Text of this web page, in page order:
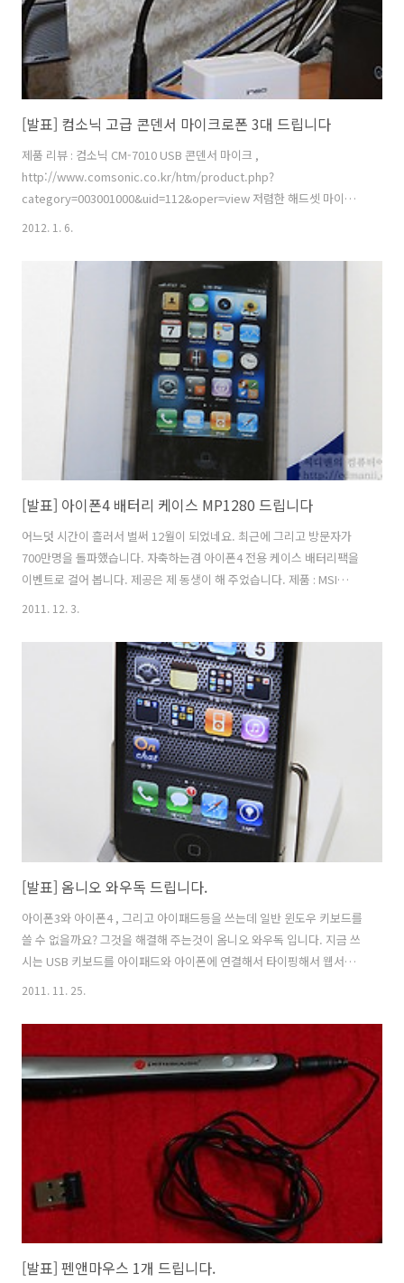
[발표] 컴소닉 고급 콘덴서 마이크로폰 3대 드립니다
제품 리뷰 : 컴소닉 CM-7010 USB 콘덴서 마이크 ,
http://www.comsonic.co.kr/htm/product.php?
category=003001000&uid=112&oper=view 저렴한 해드셋 마이크
꽂는것만으로 바로 사용이 가능한 모델 입니다. 이벤트 상품 : 컴소닉
CM-7010 USB 새제품 3대 이벤트 일시 : ~ 2012년 1월 15일 24시까지
응모방법 : 해당글에 비밀댓글로 사용하고 싶은 이유를 정성껏 적어주세
요. 메일주소 꼭 남겨주세요. 블로그를 운영하시거나 마이크를 자주 활용
하시는 일을 하는분 우대. 씨디맨 블로그에 자주 활동했던..
2012. 1. 6.
[발표] 아이폰4 배터리 케이스 MP1280 드립니다
어느덧 시간이 흘러서 벌써 12월이 되었네요. 최근에 그리고 방문자가
700만명을 돌파했습니다. 자축하는겸 아이폰4 전용 케이스 배터리팩을
이벤트로 걸어 봅니다. 제공은 제 동생이 해 주었습니다. 제품 : MSI
Rechargeable Battery Case MP1280 새제품 (아이폰4 전용) 응모 기
게시물에서 발표 응모 방법 : 현 게시물 댓글에 축하메시지와 쓰고 싶은
이유를 적어 주세요. 메일 주소는 반드시 남겨 주세요. 배송비 : : 무상 (씨
디맨이 부담 합니다.) 해외는 예외 발표 당첨자 : 임형진 발표가 너무 늦어
져서 죄송해요. 선정이 어려운게 아니라 제가 바빠서 빨리 발표를 못했네
2011. 12. 3.
[발표] 옴니오 와우독 드립니다.
아이폰3와 아이폰4 , 그리고 아이패드등을 쓰는데 일반 윈도우 키보드를
쓸 수 없을까요? 그것을 해결해 주는것이 옴니오 와우독 입니다. 지금 쓰
시는 USB 키보드를 아이패드와 아이폰에 연결해서 타이핑해서 웹서핑
전용으로도 사용이 가능 합니다. 이 제미있는 제품을 옴니오의 제공으로
2대 이벤트를 걸어 봅니다. 이벤트 제품 : 옴니오 와우독 적용 제품 : 아이
폰3 , 아이폰4 , 아이폰4S , 아이패드 , 아이패드2 단자 모양이 같은 경우
모두 호환 옴니오 공식 사이트 :
http://www.wowkeys.net/goods/list.php?category=005 수량 :
2011. 11. 25.
[발표] 펜앤마우스 1개 드립니다.